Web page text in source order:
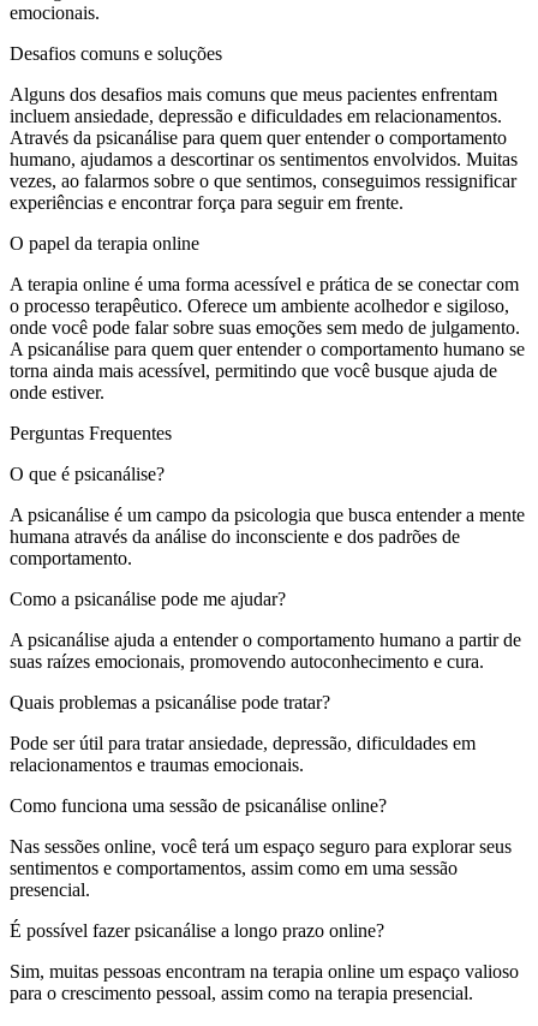
emocionais.
Desafios comuns e soluções
Alguns dos desafios mais comuns que meus pacientes enfrentam
incluem ansiedade, depressão e dificuldades em relacionamentos.
Através da psicanálise para quem quer entender o comportamento
humano, ajudamos a descortinar os sentimentos envolvidos. Muitas
vezes, ao falarmos sobre o que sentimos, conseguimos ressignificar
experiências e encontrar força para seguir em frente.
O papel da terapia online
A terapia online é uma forma acessível e prática de se conectar com
o processo terapêutico. Oferece um ambiente acolhedor e sigiloso,
onde você pode falar sobre suas emoções sem medo de julgamento.
A psicanálise para quem quer entender o comportamento humano se
torna ainda mais acessível, permitindo que você busque ajuda de
onde estiver.
Perguntas Frequentes
O que é psicanálise?
A psicanálise é um campo da psicologia que busca entender a mente
humana através da análise do inconsciente e dos padrões de
comportamento.
Como a psicanálise pode me ajudar?
A psicanálise ajuda a entender o comportamento humano a partir de
suas raízes emocionais, promovendo autoconhecimento e cura.
Quais problemas a psicanálise pode tratar?
Pode ser útil para tratar ansiedade, depressão, dificuldades em
relacionamentos e traumas emocionais.
Como funciona uma sessão de psicanálise online?
Nas sessões online, você terá um espaço seguro para explorar seus
sentimentos e comportamentos, assim como em uma sessão
presencial.
É possível fazer psicanálise a longo prazo online?
Sim, muitas pessoas encontram na terapia online um espaço valioso
para o crescimento pessoal, assim como na terapia presencial.